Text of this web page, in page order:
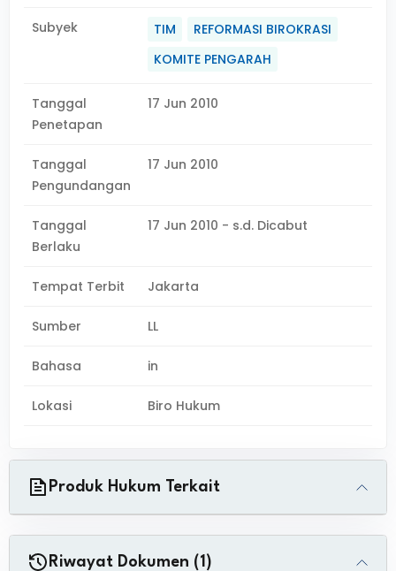
Subyek TIM
REFORMASI BIROKRASI
KOMITE PENGARAH
Tanggal
Penetapan
17 Jun 2010
Tanggal
Pengundangan
17 Jun 2010
Tanggal
Berlaku
17 Jun 2010 - s.d. Dicabut
Tempat Terbit Jakarta
Sumber LL
Bahasa in
Lokasi Biro Hukum
Produk Hukum Terkait
Riwayat Dokumen (1)